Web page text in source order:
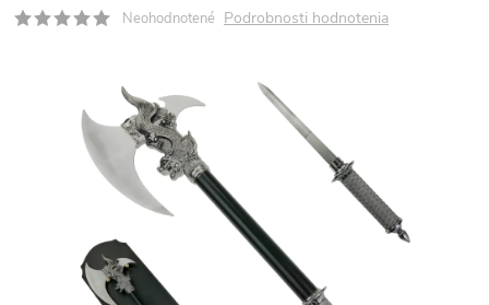
Neohodnotené Podrobnosti hodnotenia